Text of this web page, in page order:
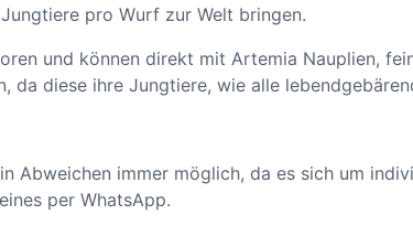
pro Wurf zur Welt bringen.
und können direkt mit Artemia Nauplien,
diese ihre Jungtiere, wie alle
Abweichen immer möglich, da es sich um
per WhatsApp.